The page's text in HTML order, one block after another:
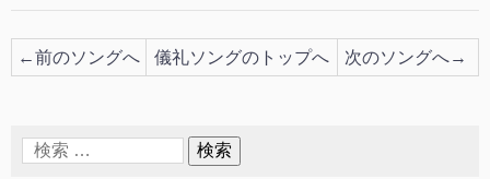
←前のソングへ 儀礼ソングのトップへ 次のソングへ→